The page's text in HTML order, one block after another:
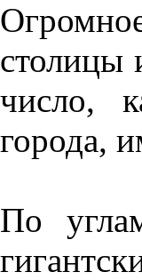
столицы
число,
города,
По